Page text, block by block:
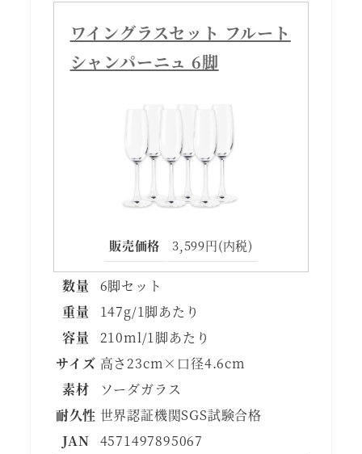
ワイングラスセット フルート
シャンパーニュ 6脚
販売価格 3,599円(内税)
数量
6脚セット
重量
147g/1脚あたり
容量
210ml/1脚あたり
サイズ 高さ23cm×口径4.6cm
素材
ソーダガラス
耐久性 世界認証機関SGS試験合格
JAN
4571497895067